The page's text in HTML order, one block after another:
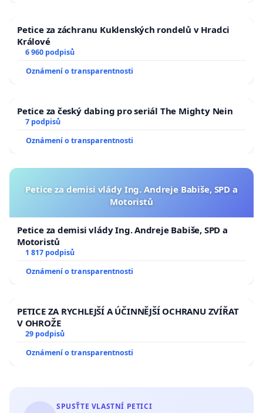
Petice za záchranu Kuklenských rondelů v Hradci
Králové
6 960 podpisů
Oznámení o transparentnosti
Petice za český dabing pro seriál The Mighty Nein
7 podpisů
Oznámení o transparentnosti
Petice za demisi vlády Ing. Andreje Babiše, SPD a
Motoristů
Petice za demisi vlády Ing. Andreje Babiše, SPD a
Motoristů
1 817 podpisů
Oznámení o transparentnosti
PETICE ZA RYCHLEJŠÍ A ÚČINNĚJŠÍ OCHRANU ZVÍŘAT
V OHROŽE
29 podpisů
Oznámení o transparentnosti
SPUSŤTE VLASTNÍ PETICI